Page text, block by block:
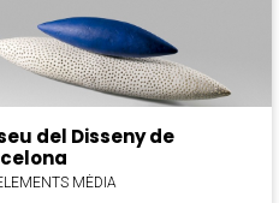
del Disseny de
MÈDIA